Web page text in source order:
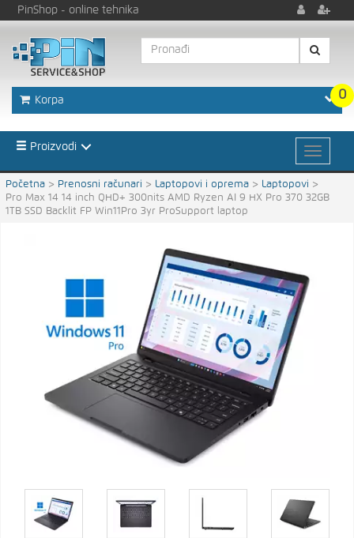
PinShop - online tehnika
0
Korpa
Proizvodi
Početna > Prenosni računari > Laptopovi i oprema > Laptopovi >
Pro Max 14 14 inch QHD+ 300nits AMD Ryzen AI 9 HX Pro 370 32GB
1TB SSD Backlit FP Win11Pro 3yr ProSupport laptop